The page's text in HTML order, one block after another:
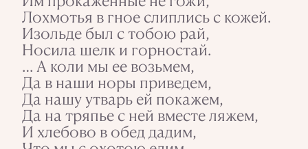
Лохмотья в гное слиплись с кожей.
Изольде был с тобою рай,
Носила шелк и горностай.
… А коли мы ее возьмем,
Да в наши норы приведем,
Да нашу утварь ей покажем,
Да на тряпье с ней вместе ляжем,
И хлебово в обед дадим,